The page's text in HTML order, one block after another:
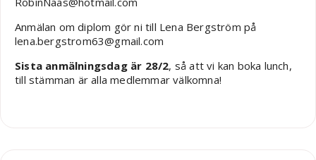
Anmälan om diplom gör ni till Lena Bergström på
lena.bergstrom63@gmail.com
Sista anmälningsdag är 28/2, så att vi kan boka lunch,
till stämman är alla medlemmar välkomna!